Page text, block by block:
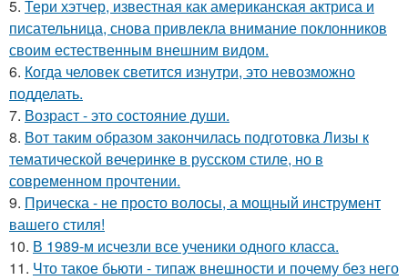
5. Тери хэтчер, известная как американская актриса и
писательница, снова привлекла внимание поклонников
своим естественным внешним видом.
6. Когда человек светится изнутри, это невозможно
подделать.
7. Возраст - это состояние души.
8. Вот таким образом закончилась подготовка Лизы к
тематической вечеринке в русском стиле, но в
современном прочтении.
9. Прическа - не просто волосы, а мощный инструмент
вашего стиля!
10. В 1989-м исчезли все ученики одного класса.
11. Что такое бьюти - типаж внешности и почему без него